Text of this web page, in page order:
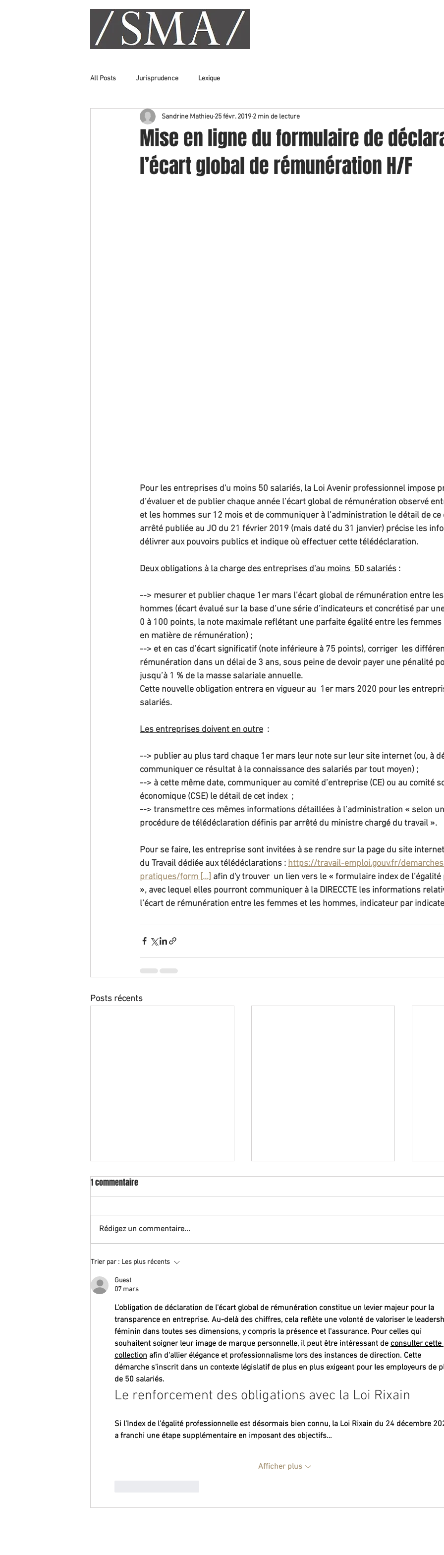
All Posts Jurisprudence Lexique
Mise en ligne du formulaire de
l’écart global de rémunération H/F
Sandrine Mathieu 25 févr. 2019 2 min de lecture
Pour les entreprises d'u moins 50 salariés, la Loi Avenir professionnel impose
d’évaluer et de publier chaque année l’écart global de rémunération observé
et les hommes sur 12 mois et de communiquer à l’administration le détail de ce
arrêté publiée au JO du 21 février 2019 (mais daté du 31 janvier) précise les
délivrer aux pouvoirs publics et indique où effectuer cette télédéclaration.
Deux obligations à la charge des entreprises d'au moins 50 salariés :
--> mesurer et publier chaque 1er mars l’écart global de rémunération entre
hommes (écart évalué sur la base d’une série d’indicateurs et concrétisé par
0 à 100 points, la note maximale reflétant une parfaite égalité entre les
en matière de rémunération) ;
--> et en cas d’écart significatif (note inférieure à 75 points), corriger  les
rémunération dans un délai de 3 ans, sous peine de devoir payer une pénalité
jusqu’à 1 % de la masse salariale annuelle.
Cette nouvelle obligation entrera en vigueur au  1er mars 2020 pour les
salariés.
Les entreprises doivent en outre
  :
--> publier au plus tard chaque 1er mars leur note sur leur site internet (ou, à
communiquer ce résultat à la connaissance des salariés par tout moyen) ;
--> à cette même date, communiquer au comité d’entreprise (CE) ou au comité
économique (CSE) le détail de cet index  ;
--> transmettre ces mêmes informations détaillées à l’administration « selon
procédure de télédéclaration définis par arrêté du ministre chargé du travail ».
Pour se faire, les entreprise sont invitées à se rendre sur la page du site
du Travail dédiée aux télédéclarations : https://travail-emploi.gouv.fr/
pratiques/form [...] afin d'y trouver  un lien vers le « formulaire index de
», avec lequel elles pourront communiquer à la DIRECCTE les informations
l’écart de rémunération entre les femmes et les hommes, indicateur par
Posts récents
CONGES PAYES ET CALCUL DES
1 commentaire
Rédigez un commentaire...
Trier par : Les plus récents
Guest
07 mars
L'obligation de déclaration de l'écart global de rémunération constitue un levier majeur pour la
transparence en entreprise. Au-delà des chiffres, cela reflète une volonté de valoriser le
féminin dans toutes ses dimensions, y compris la présence et l'assurance. Pour celles qui
souhaitent soigner leur image de marque personnelle, il peut être intéressant de consulter cette
collection afin d'allier élégance et professionnalisme lors des instances de direction. Cette
démarche s'inscrit dans un contexte législatif de plus en plus exigeant pour les employeurs de
de 50 salariés.
Le renforcement des obligations avec la Loi Rixain
Si l'Index de l'égalité professionnelle est désormais bien connu, la Loi Rixain du 24 décembre
a franchi une étape supplémentaire en imposant des objectifs…
Afficher plus